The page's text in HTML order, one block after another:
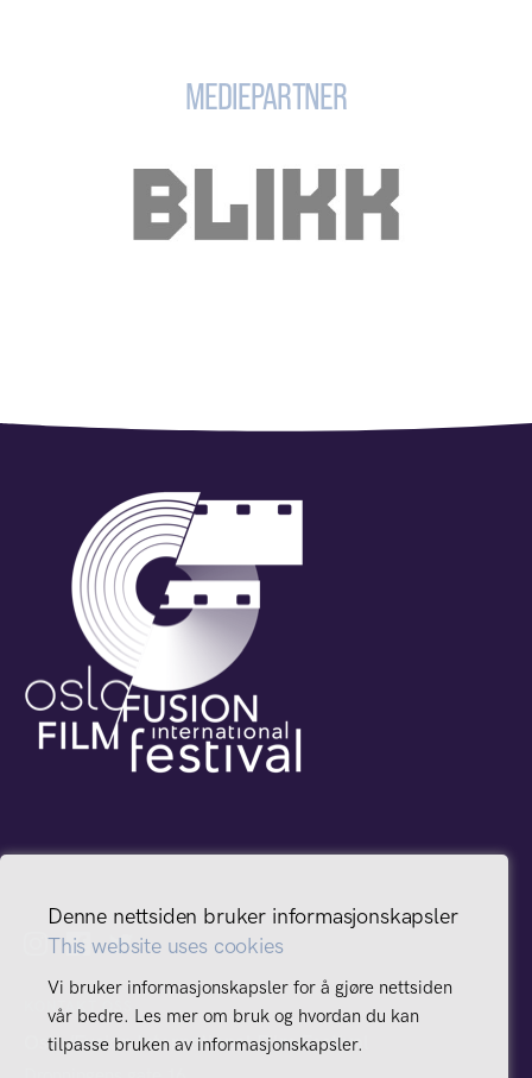
Denne nettsiden bruker informasjonskapsler
This website uses cookies
Vi bruker informasjonskapsler for å gjøre nettsiden
vår bedre. Les mer om bruk og hvordan du kan
tilpasse bruken av informasjonskapsler.
MEDIEPARTNER
KONTAKT OSS
Oslo/Fusion International Film Festival